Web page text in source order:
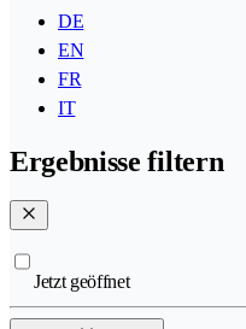
DE
EN
FR
IT
Ergebnisse filtern
Jetzt geöffnet